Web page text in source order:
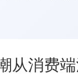
从消费